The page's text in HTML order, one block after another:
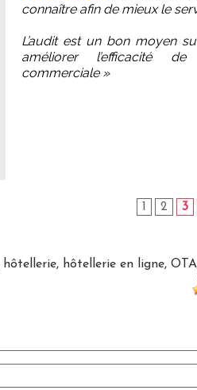
connaître afin de mieux le
L’audit est un bon moyen
améliorer l’efficacité
commerciale »
2 3
hôtellerie, hôtellerie en ligne, OTA